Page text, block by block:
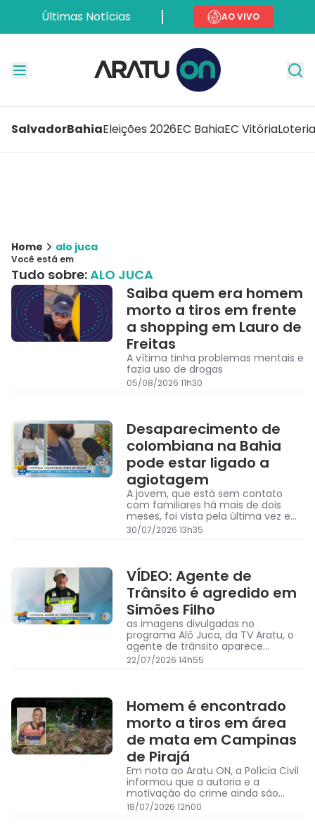
Últimas Notícias AO VIVO
SalvadorBahiaEleições 2026EC BahiaEC Vitória
Home alo juca
Você está em
Tudo sobre:ALO JUCA
Saiba quem era homem
morto a tiros em frente
a shopping em Lauro de
Freitas
A vítima tinha problemas mentais e
fazia uso de drogas
05/08/2026 11h30
Desaparecimento de
colombiana na Bahia
pode estar ligado a
agiotagem
A jovem, que está sem contato
com familiares há mais de dois
meses, foi vista pela última vez em
Jequié, no sudoeste da Bahia
30/07/2026 13h35
VÍDEO: Agente de
Trânsito é agredido em
Simões Filho
as imagens divulgadas no
programa Alô Juca, da TV Aratu, o
agente de trânsito aparece
completamente ensanguentado
22/07/2026 14h55
Homem é encontrado
morto a tiros em área
de mata em Campinas
de Pirajá
Em nota ao Aratu ON, a Polícia Civil
informou que a autoria e a
motivação do crime ainda são
desconhecidas e vão ser
investigadas pela 3ª Delegacia de
18/07/2026 12h00